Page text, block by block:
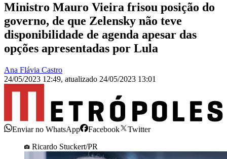
Ministro Mauro Vieira frisou posição do
governo, de que Zelensky não teve
disponibilidade de agenda apesar das
opções apresentadas por Lula
Ana Flávia Castro
24/05/2023 12:49, atualizado 24/05/2023 13:01
Enviar no WhatsApp Facebook
Twitter
Ricardo Stuckert/PR